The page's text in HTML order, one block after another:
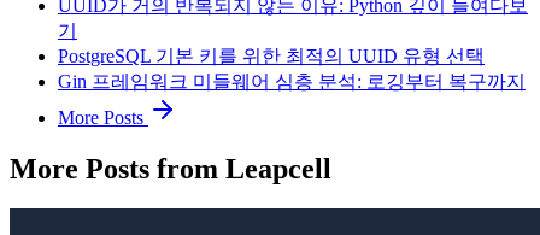
UUID가 거의 반복되지 않는 이유: Python 깊이 들여다보
기
PostgreSQL 기본 키를 위한 최적의 UUID 유형 선택
Gin 프레임워크 미들웨어 심층 분석: 로깅부터 복구까지
More Posts
More Posts from Leapcell